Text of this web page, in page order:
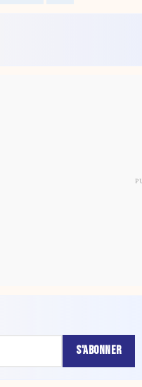
S'ABONNER